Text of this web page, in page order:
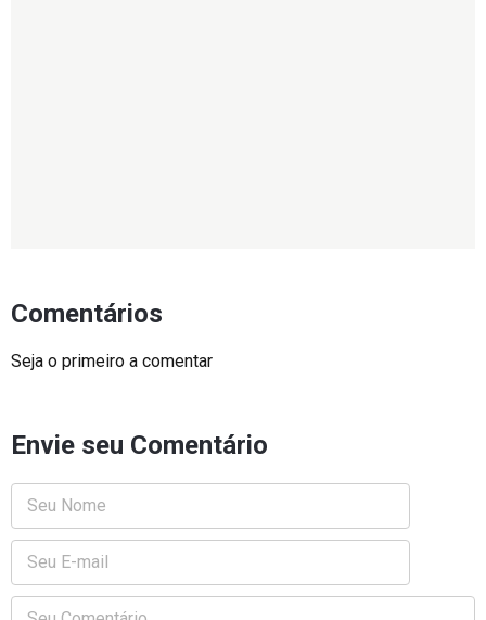
Comentários
Seja o primeiro a comentar
Envie seu Comentário